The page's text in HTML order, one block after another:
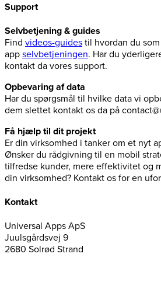
Support
Selvbetjening & guides
Find videos-guides til hvordan du
app selvbetjeningen. Har du
kontakt da vores support.
Opbevaring af data
Har du spørgsmål til hvilke data vi
dem slettet kontakt os da på
Få hjælp til dit projekt
Er din virksomhed i tanker om et nyt
Ønsker du rådgivning til en mobil
tilfredse kunder, mere effektivitet og
din virksomhed? Kontakt os for en
Kontakt
Universal Apps ApS
Juulsgårdsvej 9
2680 Solrød Strand